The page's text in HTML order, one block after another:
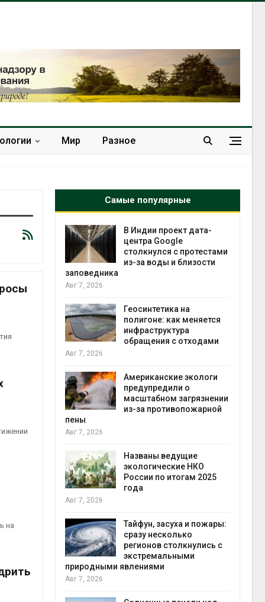
Мир Разное
на
Самые популярные
в
вес
сбор
В Индии проект дата-
центра Google
столкнулся с протестами
из-за воды и близости
заповедника
Авг 7, 2026
Геосинтетика на
полигоне: как меняется
инфраструктура
обращения с отходами
Авг 7, 2026
Американские экологи
предупредили о
масштабном загрязнении
из-за противопожарной
пены
Авг 7, 2026
Названы ведущие
экологические НКО
России по итогам 2025
года
Авг 7, 2026
Тайфун, засуха и пожары:
сразу несколько
регионов столкнулись с
экстремальными
природными явлениями
Авг 7, 2026